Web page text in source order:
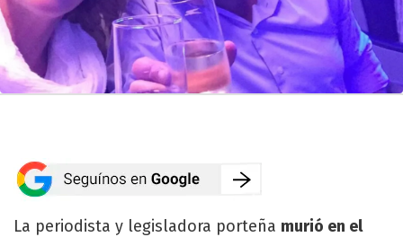
La periodista y legisladora porteña murió en el